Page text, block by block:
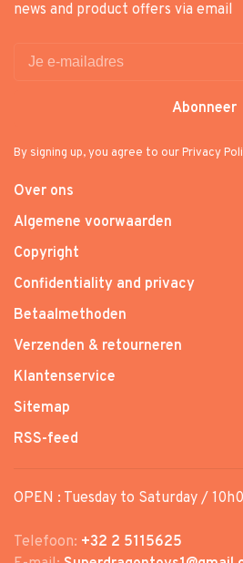
news and product offers via email
Abonneer
By signing up, you agree to our Privacy
Over ons
Algemene voorwaarden
Copyright
Confidentiality and privacy
Betaalmethoden
Verzenden & retourneren
Klantenservice
Sitemap
RSS-feed
OPEN : Tuesday to Saturday /
Telefoon: +32 2 5115625